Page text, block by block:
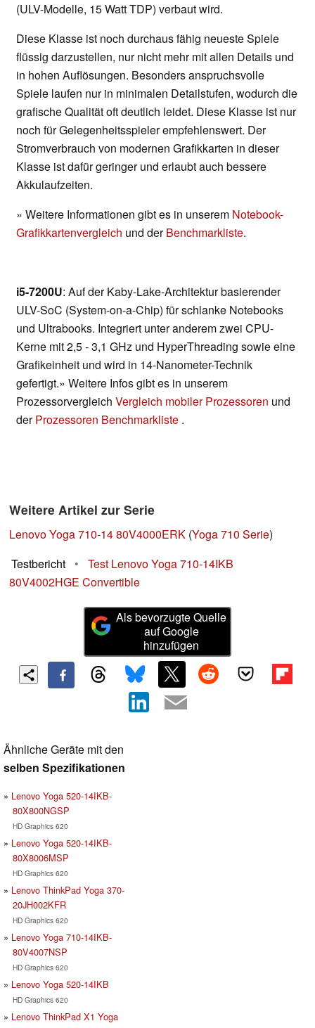
(ULV-Modelle, 15 Watt TDP) verbaut wird.
Diese Klasse ist noch durchaus fähig neueste Spiele
flüssig darzustellen, nur nicht mehr mit allen Details und
in hohen Auflösungen. Besonders anspruchsvolle
Spiele laufen nur in minimalen Detailstufen, wodurch die
grafische Qualität oft deutlich leidet. Diese Klasse ist nur
noch für Gelegenheitsspieler empfehlenswert. Der
Stromverbrauch von modernen Grafikkarten in dieser
Klasse ist dafür geringer und erlaubt auch bessere
Akkulaufzeiten.
» Weitere Informationen gibt es in unserem Notebook-
Grafikkartenvergleich und derBenchmarkliste.
i5-7200U: Auf der Kaby-Lake-Architektur basierender
ULV-SoC (System-on-a-Chip) für schlanke Notebooks
und Ultrabooks. Integriert unter anderem zwei CPU-
Kerne mit 2,5 - 3,1 GHz und HyperThreading sowie eine
Grafikeinheit und wird in 14-Nanometer-Technik
gefertigt.» Weitere Infos gibt es in unserem
Prozessorvergleich Vergleich mobiler Prozessoren und
derProzessoren Benchmarkliste .
Weitere Artikel zur Serie
Lenovo Yoga 710-14 80V4000ERK (Yoga 710 Serie)
Testbericht
•
Test Lenovo Yoga 710-14IKB
80V4002HGE Convertible
Als bevorzugte Quelle
auf Google
hinzufügen
Ähnliche Geräte mit den
selben Spezifikationen
Lenovo Yoga 520-14IKB-
80X800NGSP
HD Graphics 620
Lenovo Yoga 520-14IKB-
80X8006MSP
HD Graphics 620
Lenovo ThinkPad Yoga 370-
20JH002KFR
HD Graphics 620
Lenovo Yoga 710-14IKB-
80V4007NSP
HD Graphics 620
Lenovo Yoga 520-14IKB
HD Graphics 620
Lenovo ThinkPad X1 Yoga